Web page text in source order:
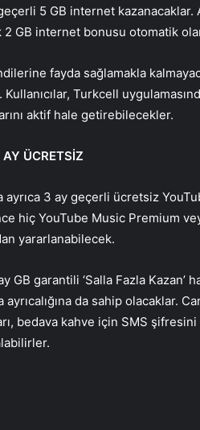
5 GB internet kazanacaklar.
GB internet bonusu otomatik
fayda sağlamakla
Kullanıcılar, Turkcell
aktif hale getirebilecekler.
ÜCRETSİZ
ayrıca 3 ay geçerli ücretsiz
hiç YouTube Music Premium
yararlanabilecek.
GB garantili ‘Salla Fazla Kazan’
da sahip olacaklar.
bedava kahve için SMS